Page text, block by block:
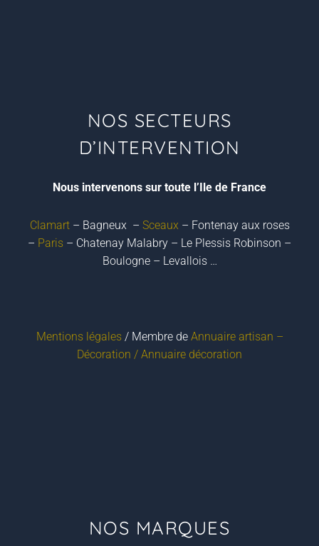
NOS SECTEURS
D’INTERVENTION
Nous intervenons sur toute l’Ile de France
Clamart– Bagneux – Sceaux – Fontenay aux roses
– Paris – Chatenay Malabry – Le Plessis Robinson –
Boulogne – Levallois …
Mentions légales/ Membre de Annuaire artisan –
Décoration / Annuaire décoration
NOS MARQUES